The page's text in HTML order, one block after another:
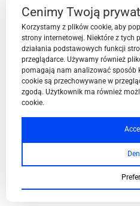
Contact
BPN-T Area
BPN-T Offer
Cenimy Twoją
Korzystamy z plików cookie, aby
strony internetowej. Niektóre z tych
działania podstawowych funkcji
przeglądarce. Używamy również
pomagają nam analizować sposób
cookie są przechowywane w
zgodą. Użytkownik ma również
cookie.